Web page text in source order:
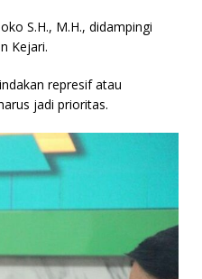
S.H., M.H., didampingi
Kejari.
represif atau
jadi prioritas.